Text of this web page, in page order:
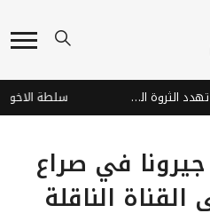
هجمات عصابة الحوثي في البحر الاحمر تهدد الثروة السمكية وتفاقم معاناة الصيادين في اليمن
في صراع
الناقلة